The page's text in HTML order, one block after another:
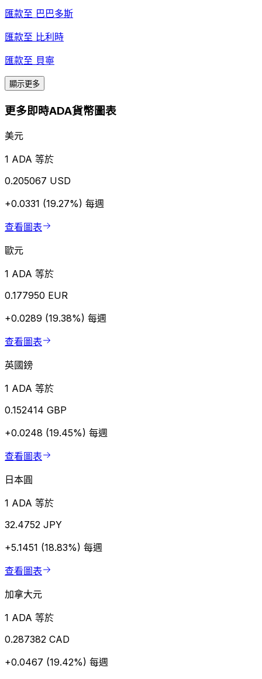
匯款至 巴巴多斯
匯款至 比利時
匯款至 貝寧
顯示更多
更多即時ADA貨幣圖表
美元
1 ADA 等於
0.205067 USD
+0.0331 (19.27%) 每週
查看圖表
歐元
1 ADA 等於
0.177950 EUR
+0.0289 (19.38%) 每週
查看圖表
英國鎊
1 ADA 等於
0.152414 GBP
+0.0248 (19.45%) 每週
查看圖表
日本圓
1 ADA 等於
32.4752 JPY
+5.1451 (18.83%) 每週
查看圖表
加拿大元
1 ADA 等於
0.287382 CAD
+0.0467 (19.42%) 每週